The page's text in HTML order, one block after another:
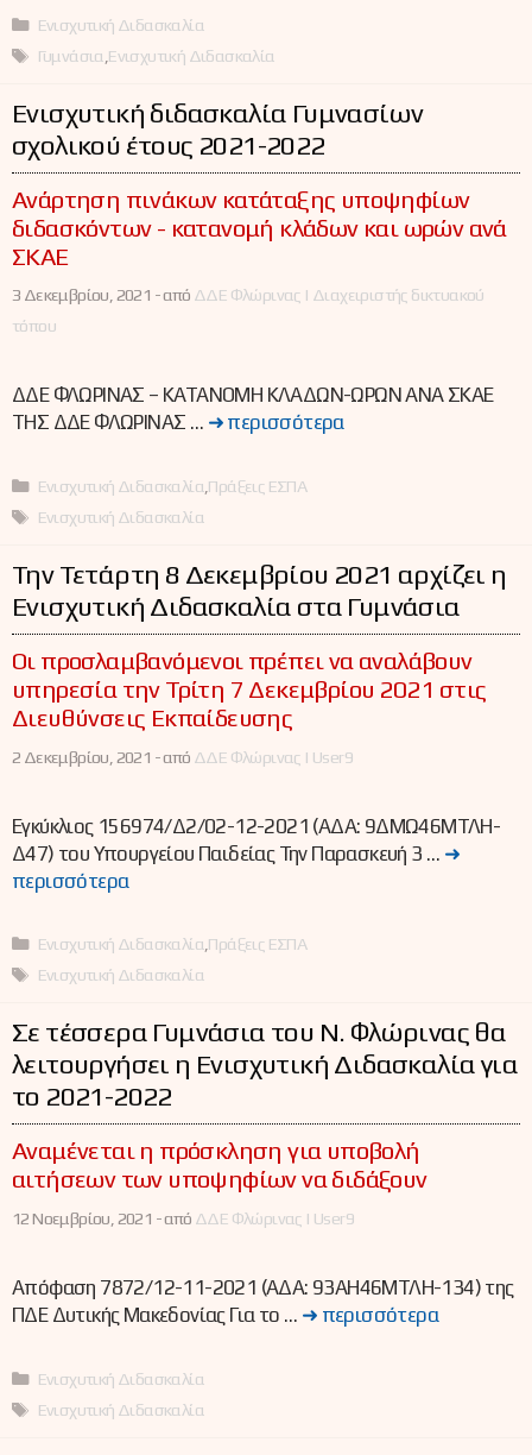
Κατηγορίες
Ενισχυτική Διδασκαλία
Ετικέτες
Γυμνάσια Ενισχυτική Διδασκαλία
Ενισχυτική διδασκαλία Γυμνασίων
σχολικού έτους 2021-2022
Ανάρτηση πινάκων κατάταξης υποψηφίων
διδασκόντων - κατανομή κλάδων και ωρών ανά
ΣΚΑΕ
3 Δεκεμβρίου, 2021 -από ΔΔΕ Φλώρινας | Διαχειριστής δικτυακού
τόπου
ΔΔΕ ΦΛΩΡΙΝΑΣ – ΚΑΤΑΝΟΜΗ ΚΛΑΔΩΝ-ΩΡΩΝ ΑΝΑ ΣΚΑΕ
ΤΗΣ ΔΔΕ ΦΛΩΡΙΝΑΣ … ➜ περισσότερα
Κατηγορίες
Ενισχυτική Διδασκαλία Πράξεις ΕΣΠΑ
Ετικέτες
Ενισχυτική Διδασκαλία
Την Τετάρτη 8 Δεκεμβρίου 2021 αρχίζει η
Ενισχυτική Διδασκαλία στα Γυμνάσια
Οι προσλαμβανόμενοι πρέπει να αναλάβουν
υπηρεσία την Τρίτη 7 Δεκεμβρίου 2021 στις
Διευθύνσεις Εκπαίδευσης
2 Δεκεμβρίου, 2021 -από ΔΔΕ Φλώρινας | User9
Εγκύκλιος 156974/Δ2/02-12-2021 (ΑΔΑ: 9ΔΜΩ46ΜΤΛΗ-
Δ47) του Υπουργείου Παιδείας Την Παρασκευή 3 … ➜
περισσότερα
Κατηγορίες
Ενισχυτική Διδασκαλία Πράξεις ΕΣΠΑ
Ετικέτες
Ενισχυτική Διδασκαλία
Σε τέσσερα Γυμνάσια του Ν. Φλώρινας θα
λειτουργήσει η Ενισχυτική Διδασκαλία για
το 2021-2022
Αναμένεται η πρόσκληση για υποβολή
αιτήσεων των υποψηφίων να διδάξουν
12 Νοεμβρίου, 2021 -από ΔΔΕ Φλώρινας | User9
Απόφαση 7872/12-11-2021 (ΑΔΑ: 93ΑΗ46ΜΤΛΗ-134) της
ΠΔΕ Δυτικής Μακεδονίας Για το … ➜ περισσότερα
Κατηγορίες
Ενισχυτική Διδασκαλία
Ετικέτες
Ενισχυτική Διδασκαλία